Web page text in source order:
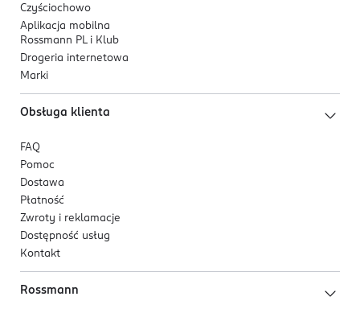
Czyściochowo
Aplikacja mobilna
Rossmann PL i Klub
Drogeria internetowa
Marki
Obsługa klienta
FAQ
Pomoc
Dostawa
Płatność
Zwroty i reklamacje
Dostępność usług
Kontakt
Rossmann